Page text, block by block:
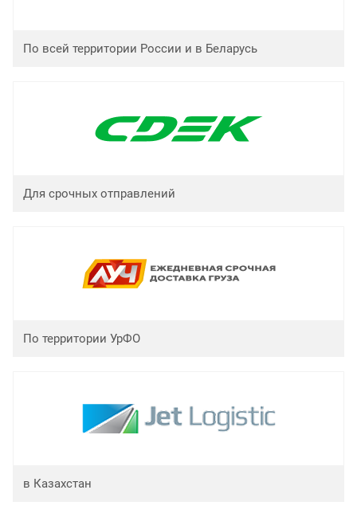
По всей территории России и в Беларусь
Для срочных отправлений
По территории УрФО
в Казахстан